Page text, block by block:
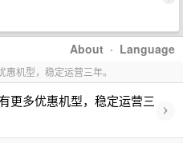
About · Language
机型，稳定运营三年。
更多优惠机型，稳定运营三 ›